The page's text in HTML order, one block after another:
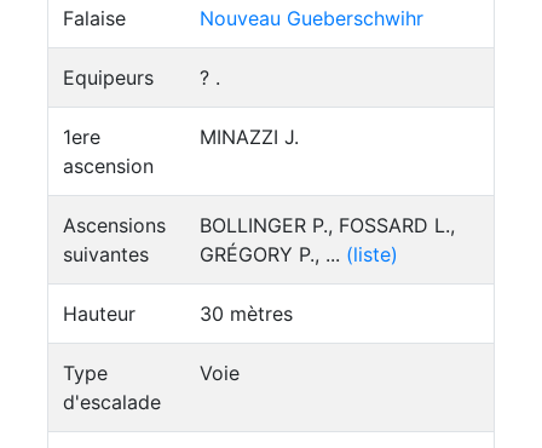
Falaise Nouveau Gueberschwihr
Equipeurs ? .
1ere
ascension
MINAZZI J.
Ascensions
suivantes
BOLLINGER P., FOSSARD L.,
GRÉGORY P., ... (liste)
Hauteur 30 mètres
Type
d'escalade
Voie